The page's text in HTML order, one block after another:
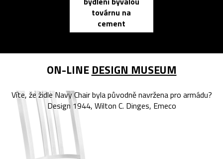
továrnu na
cement
ON-LINE DESIGN MUSEUM
Víte, že židle Navy Chair byla původně navržena pro armádu?
Design 1944, Wilton C. Dinges, Emeco